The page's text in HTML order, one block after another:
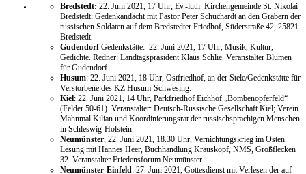
Bredstedt: 22. Juni 2021, 17 Uhr, Ev.-luth. Kirchengemeinde St. Nikolai
Bredstedt: Gedenkandacht mit Pastor Peter Schuchardt an den Gräbern der
russischen Soldaten auf dem Bredstedter Friedhof, Süderstraße 42, 25821
Bredstedt.
GudendorfGedenkstätte: 22. Juni 2021, 17 Uhr, Musik, Kultur,
Gedichte. Redner: Landtagspräsident Klaus Schlie. Veranstalter Blumen
für Gudendorf.
Husum: 22. Juni 2021, 18 Uhr, Ostfriedhof, an der Stele/Gedenkstätte für
Verstorbene des KZ Husum-Schwesing.
Kiel: 22. Juni 2021, 14 Uhr, Parkfriedhof Eichhof „Bombenopferfeld“
(Felder 50-61). Veranstalter: Deutsch-Russische Gesellschaft Kiel; Verein
Mahnmal Kilian und Koordinierungsrat der russischsprachigen Menschen
in Schleswig-Holstein.
Neumünster , 22. Juni 2021, 18.30 Uhr, Vernichtungskrieg im Osten.
Lesung mit Hannes Heer, Buchhandlung Krauskopf, NMS, Großflecken
32. Veranstalter Friedensforum Neumünster.
Neumünster-Einfeld: 27. Juni 2021, Gottesdienst mit Verlesen der auf